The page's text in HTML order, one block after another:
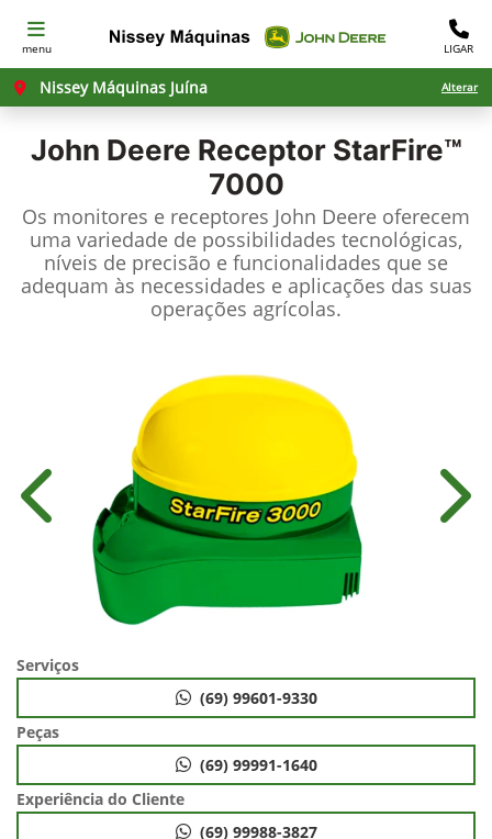
menu LIGAR
Nissey Máquinas Juína Alterar
John Deere Receptor StarFire™
7000
Os monitores e receptores John Deere oferecem
uma variedade de possibilidades tecnológicas,
níveis de precisão e funcionalidades que se
adequam às necessidades e aplicações das suas
operações agrícolas.
Anterior
Serviços
(69) 99601-9330
Peças
(69) 99991-1640
Experiência do Cliente
(69) 99988-3827